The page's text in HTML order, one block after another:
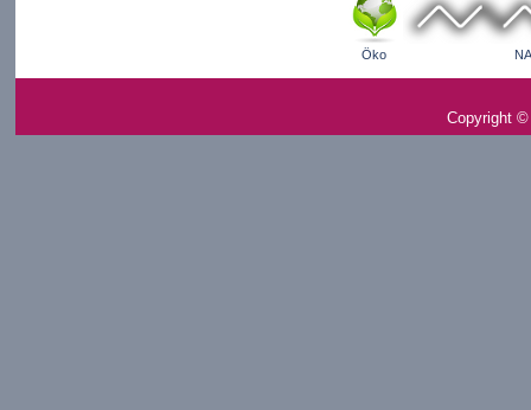
Öko
Copyright